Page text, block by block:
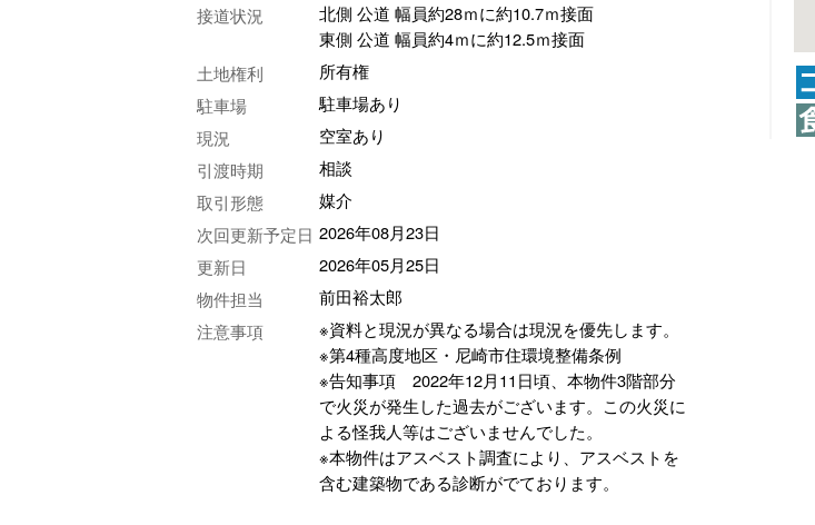
接道状況
北側 公道 幅員約28ｍに約10.7ｍ接面
東側 公道 幅員約4ｍに約12.5ｍ接面
土地権利
所有権
駐車場
駐車場あり
現況
空室あり
引渡時期
相談
取引形態
媒介
次回更新予定日 2026年08月23日
更新日
2026年05月25日
物件担当
前田裕太郎
注意事項
※資料と現況が異なる場合は現況を優先します。
※第4種高度地区・尼崎市住環境整備条例
※告知事項 2022年12月11日頃、本物件3階部分
で火災が発生した過去がございます。この火災に
よる怪我人等はございませんでした。
※本物件はアスベスト調査により、アスベストを
含む建築物である診断がでております。